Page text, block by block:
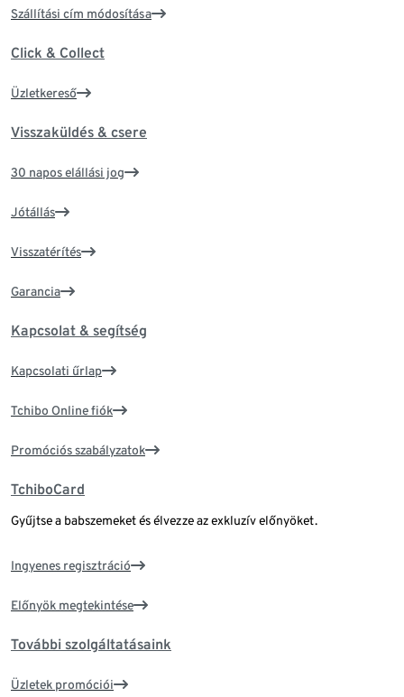
Szállítási cím módosítása
Click & Collect
Üzletkereső
Visszaküldés & csere
30 napos elállási jog
Jótállás
Visszatérítés
Garancia
Kapcsolat & segítség
Kapcsolati űrlap
Tchibo Online fiók
Promóciós szabályzatok
TchiboCard
Gyűjtse a babszemeket és élvezze az exkluzív előnyöket.
Ingyenes regisztráció
Előnyök megtekintése
További szolgáltatásaink
Üzletek promóciói